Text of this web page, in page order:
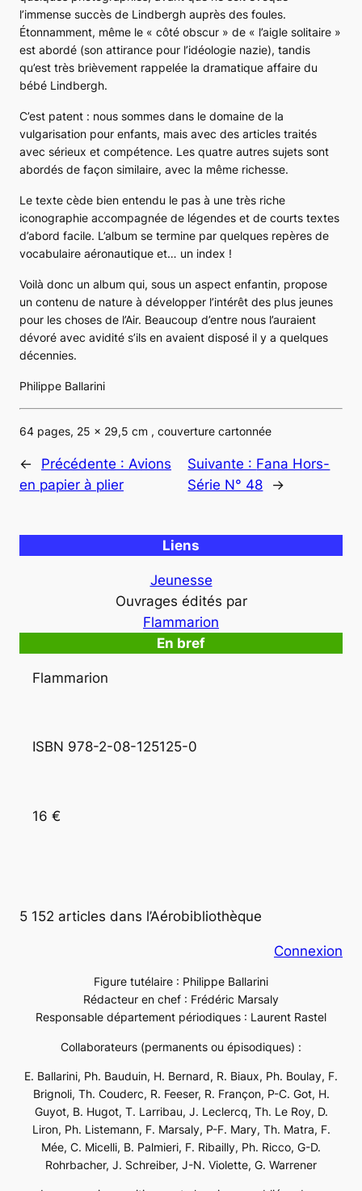
l’immense succès de Lindbergh auprès des foules.
Étonnamment, même le « côté obscur » de « l’aigle solitaire »
est abordé (son attirance pour l’idéologie nazie), tandis
qu’est très brièvement rappelée la dramatique affaire du
bébé Lindbergh.
C’est patent : nous sommes dans le domaine de la
vulgarisation pour enfants, mais avec des articles traités
avec sérieux et compétence. Les quatre autres sujets sont
abordés de façon similaire, avec la même richesse.
Le texte cède bien entendu le pas à une très riche
iconographie accompagnée de légendes et de courts textes
d’abord facile. L’album se termine par quelques repères de
vocabulaire aéronautique et… un index !
Voilà donc un album qui, sous un aspect enfantin, propose
un contenu de nature à développer l’intérêt des plus jeunes
pour les choses de l’Air. Beaucoup d’entre nous l’auraient
dévoré avec avidité s’ils en avaient disposé il y a quelques
décennies.
Philippe Ballarini
64 pages, 25 x 29,5 cm , couverture cartonnée
← Précédente : Avions
en papier à plier
Suivante : Fana Hors-
Série N° 48
→
Liens
Jeunesse
Ouvrages édités par
Flammarion
En bref
Flammarion
ISBN 978-2-08-125125-0
16 €
5 152 articles dans l’Aérobibliothèque
Connexion
Figure tutélaire : Philippe Ballarini
Rédacteur en chef : Frédéric Marsaly
Responsable département périodiques : Laurent Rastel
Collaborateurs (permanents ou épisodiques) :
E. Ballarini, Ph. Bauduin, H. Bernard, R. Biaux, Ph. Boulay, F.
Brignoli, Th. Couderc, R. Feeser, R. Françon, P-C. Got, H.
Guyot, B. Hugot, T. Larribau, J. Leclercq, Th. Le Roy, D.
Liron, Ph. Listemann, F. Marsaly, P-F. Mary, Th. Matra, F.
Mée, C. Micelli, B. Palmieri, F. Ribailly, Ph. Ricco, G-D.
Rohrbacher, J. Schreiber, J-N. Violette, G. Warrener